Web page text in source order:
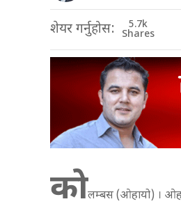
शेयर गर्नुहोस: 5.7k
Shares
कोलम्बस (ओहायो) ।